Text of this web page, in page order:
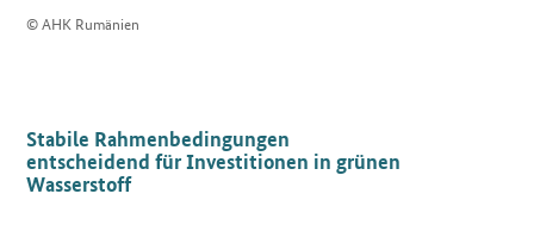
© AHK Rumänien
Stabile Rahmenbedingungen
entscheidend für Investitionen in grünen
Wasserstoff